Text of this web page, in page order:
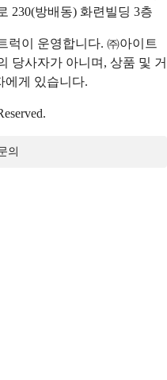
230(방배동) 화련빌딩 3층
럭이 운영합니다. ㈜아이트
당사자가 아니며, 상품 및 거
에게 있습니다.
의